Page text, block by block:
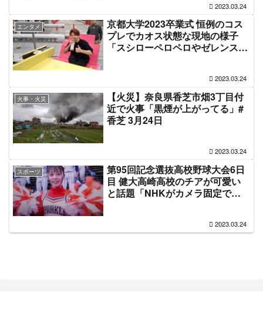
2023.03.24
エンタメ
京都大学2023卒業式 恒例のコス
プレでカオス状態な現地の様子
「スシローペロペロやゼレンスキ
2023.03.24
火事・火災
【火災】奈良県香芝市畑3丁目付
近で火事「黒煙が上がってる」#
香芝 3月24日
2023.03.24
スポーツ
第95回記念選抜高校野球大会6日
目 健大高崎高校のチアが可愛い
と話題「NHKがカメラ固定で撮
2023.03.24